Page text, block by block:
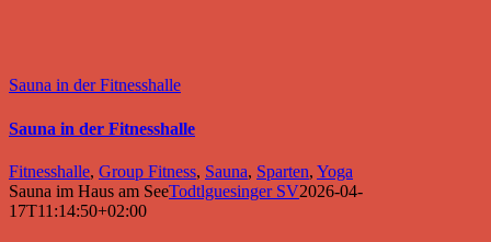
Sauna in der Fitnesshalle
Sauna in der Fitnesshalle
Fitnesshalle, Group Fitness, Sauna, Sparten, Yoga
Sauna im Haus am SeeTodtlguesinger SV2026-04-
17T11:14:50+02:00